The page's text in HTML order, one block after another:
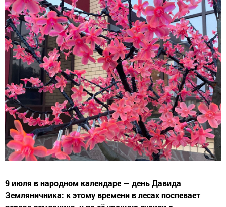
9 июля в народном календаре — день Давида
Земляничника: к этому времени в лесах поспевает